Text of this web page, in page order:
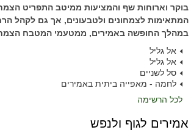
בוקר וארוחות שף והמציעות ממיטב התפריט
המתאימות לצמחונים ולטבעונים, אך גם לקהל
במהלך החופשה באמירים, ממטעמי המטבח
אל גליל
אל גליל
סל לשניים
לחמה - מאפייה ביתית באמירים
לכל הרשימה
אמירים לגוף ולנפש